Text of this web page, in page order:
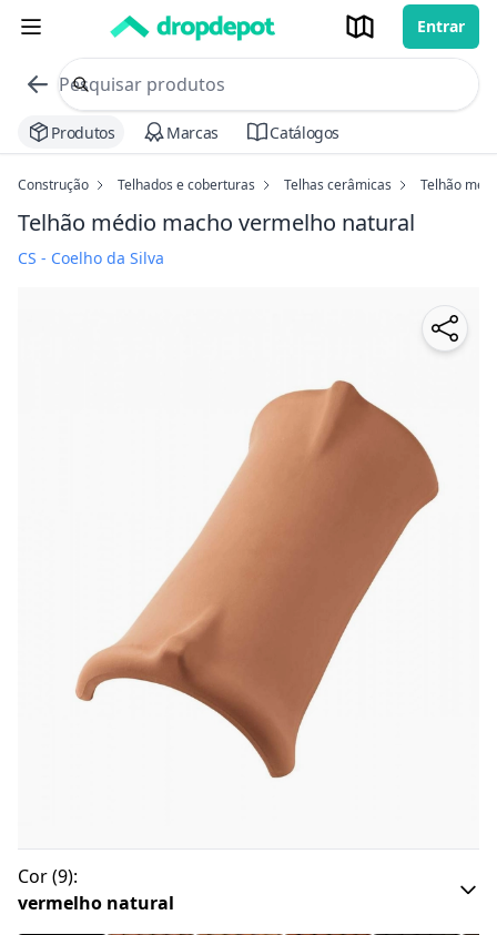
Entrar
commerce search no header
Procurar
Produtos Marcas Catálogos
Construção Telhados e coberturas Telhas cerâmicas Telhão
Telhão médio macho vermelho natural
CS - Coelho da Silva
Cor(9):
vermelho natural